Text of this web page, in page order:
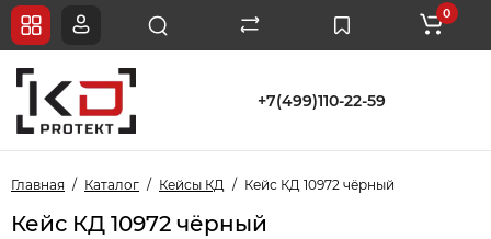
+7(499)110-22-59
0
Главная Каталог Кейсы КД Кейс КД 10972 чёрный
Кейс КД 10972 чёрный